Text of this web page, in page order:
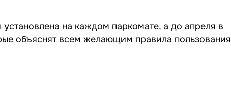
на каждом паркомате, а до апреля в
объяснят всем желающим правила пользования